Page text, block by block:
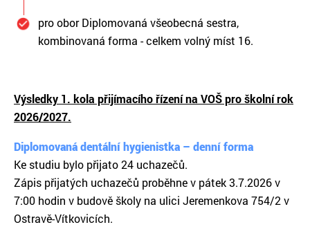
pro obor Diplomovaná všeobecná sestra,
kombinovaná forma - celkem volný míst 16.
Výsledky 1. kola přijímacího řízení na VOŠ pro školní rok
2026/2027.
Diplomovaná dentální hygienistka – denní forma
Ke studiu bylo přijato 24 uchazečů.
Zápis přijatých uchazečů proběhne v pátek 3.7.2026 v
7:00 hodin v budově školy na ulici Jeremenkova 754/2 v
Ostravě-Vítkovicích.